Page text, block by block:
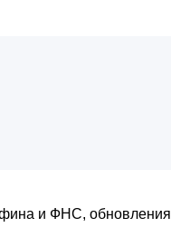
и ФНС, обновления